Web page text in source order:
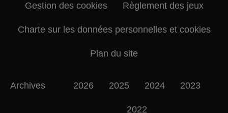
Gestion des cookies Règlement des jeux
Charte sur les données personnelles et cookies
Plan du site
Archives 2026 2025 2024 2023
2022